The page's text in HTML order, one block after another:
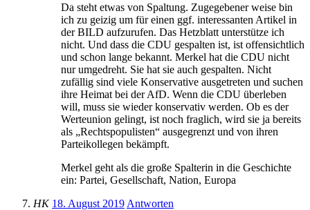
Da steht etwas von Spaltung. Zugegebener weise bin
ich zu geizig um für einen ggf. interessanten Artikel in
der BILD aufzurufen. Das Hetzblatt unterstütze ich
nicht. Und dass die CDU gespalten ist, ist offensichtlich
und schon lange bekannt. Merkel hat die CDU nicht
nur umgedreht. Sie hat sie auch gespalten. Nicht
zufällig sind viele Konservative ausgetreten und suchen
ihre Heimat bei der AfD. Wenn die CDU überleben
will, muss sie wieder konservativ werden. Ob es der
Werteunion gelingt, ist noch fraglich, wird sie ja bereits
als „Rechtspopulisten“ ausgegrenzt und von ihren
Parteikollegen bekämpft.
Merkel geht als die große Spalterin in die Geschichte
ein: Partei, Gesellschaft, Nation, Europa
HK 18. August 2019 Antworten